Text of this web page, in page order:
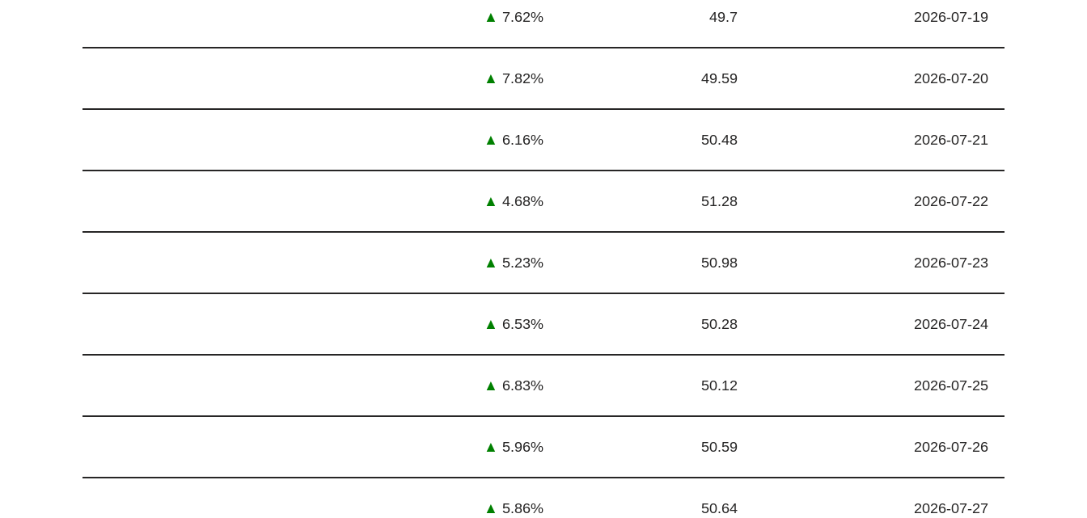
2026-07-19
49.7
7.62%
▲
2026-07-20
49.59
7.82%
▲
2026-07-21
50.48
6.16%
▲
2026-07-22
51.28
4.68%
▲
2026-07-23
50.98
5.23%
▲
2026-07-24
50.28
6.53%
▲
2026-07-25
50.12
6.83%
▲
2026-07-26
50.59
5.96%
▲
2026-07-27
50.64
5.86%
▲